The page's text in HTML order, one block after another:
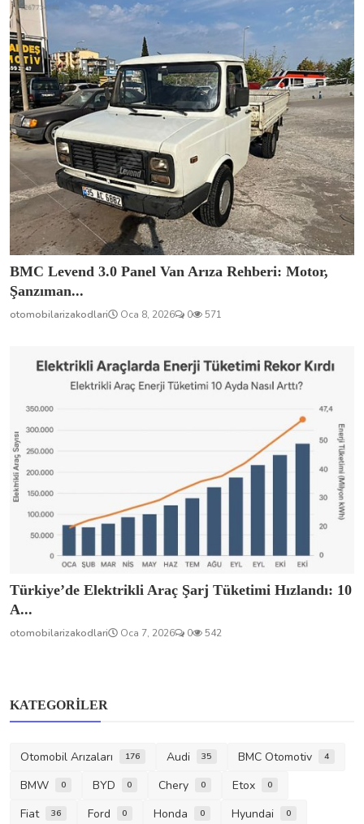
BMC Levend 3.0 Panel Van Arıza Rehberi: Motor,
Şanzıman...
otomobilarizakodlari Oca 8, 2026 0 571
Türkiye’de Elektrikli Araç Şarj Tüketimi Hızlandı: 10
A...
otomobilarizakodlari Oca 7, 2026 0 542
KATEGORILER
Otomobil Arızaları 176 Audi 35 BMC Otomotiv 4
BMW 0 BYD 0 Chery 0 Etox 0
Fiat 36 Ford 0 Honda 0 Hyundai 0